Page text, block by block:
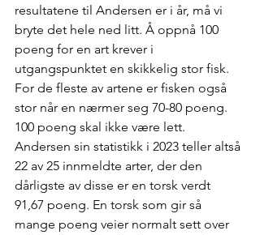
resultatene til Andersen er i år, må vi
bryte det hele ned litt. Å oppnå 100
poeng for en art krever i
utgangspunktet en skikkelig stor fisk.
For de fleste av artene er fisken også
stor når en nærmer seg 70-80 poeng.
100 poeng skal ikke være lett.
Andersen sin statistikk i 2023 teller altså
22 av 25 innmeldte arter, der den
dårligste av disse er en torsk verdt
91,67 poeng. En torsk som gir så
mange poeng veier normalt sett over